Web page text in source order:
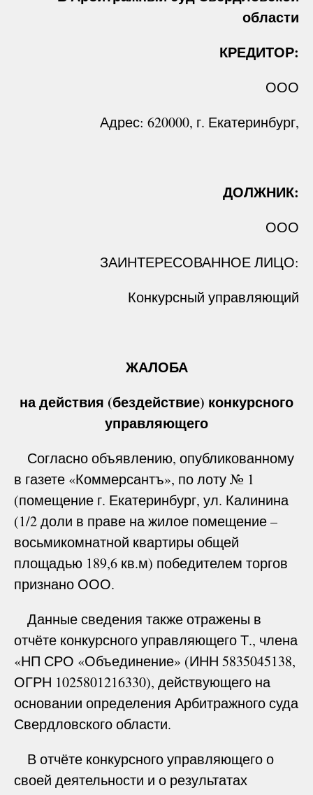
области
КРЕДИТОР:
ООО
Адрес: 620000, г. Екатеринбург,
ДОЛЖНИК:
ООО
ЗАИНТЕРЕСОВАННОЕ ЛИЦО:
Конкурсный управляющий
ЖАЛОБА
на действия (бездействие) конкурсного
управляющего
Согласно объявлению, опубликованному
в газете «Коммерсантъ», по лоту № 1
(помещение г. Екатеринбург, ул. Калинина
(1/2 доли в праве на жилое помещение –
восьмикомнатной квартиры общей
площадью 189,6 кв.м) победителем торгов
признано ООО.
Данные сведения также отражены в
отчёте конкурсного управляющего Т., члена
«НП СРО «Объединение» (ИНН 5835045138,
ОГРН 1025801216330), действующего на
основании определения Арбитражного суда
Свердловского области.
В отчёте конкурсного управляющего о
своей деятельности и о результатах